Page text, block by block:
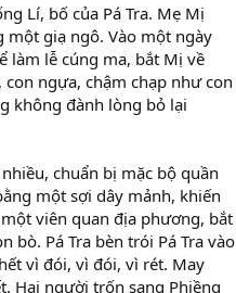
Lí, bố của Pá Tra. Mẹ Mị
một giạ ngô. Vào một ngày
làm lễ cúng ma, bắt Mị về
ngựa, chậm chạp như con
không đành lòng bỏ lại
chuẩn bị mặc bộ quần
một sợi dây mảnh, khiến
viên quan địa phương, bắt
bò. Pá Tra bèn trói Pá Tra vào
vì đói, vì đói, vì rét. May
Hai người trốn sang Phiềng